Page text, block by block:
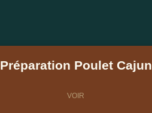
Préparation Poulet Cajun
VOIR